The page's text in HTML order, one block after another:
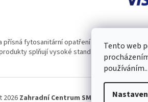
Tento web
přísná fytosanitární opatření 🌱. Naše
splňují vysoké standardy kvality.
2026 Zahradní Centrum SMARAGD. Všechna